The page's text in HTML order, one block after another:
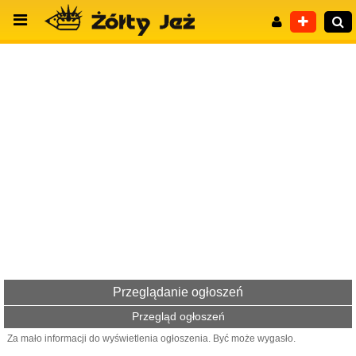
Przeglądanie ogłoszeń
Przegląd ogłoszeń
Za mało informacji do wyświetlenia ogłoszenia. Być może wygasło.